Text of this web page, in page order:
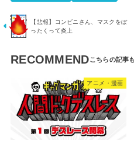
【悲報】コンビニさん、マスクをぼ
ったくって炎上
RECOMMEND
アニメ・漫画